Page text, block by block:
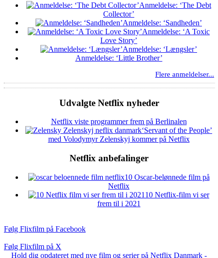
Anmeldelse: ‘The Debt
Collector’
Anmeldelse: ‘Sandheden’
Anmeldelse: ‘A Toxic
Love Story’
Anmeldelse: ‘Længsler’
Anmeldelse: ‘Little Brother’
Flere anmeldelser...
Udvalgte Netflix nyheder
Netflix viste programmer frem på Berlinalen
‘Servant of the People’
med Volodymyr Zelenskyj kommer på Netflix
Netflix anbefalinger
10 Oscar-belønnede film på
Netflix
10 Netflix-film vi ser
frem til i 2021
Følg Flixfilm på Facebook
Følg Flixfilm på X
Hold dig opdateret med nye film og serier på Netflix Danmark -